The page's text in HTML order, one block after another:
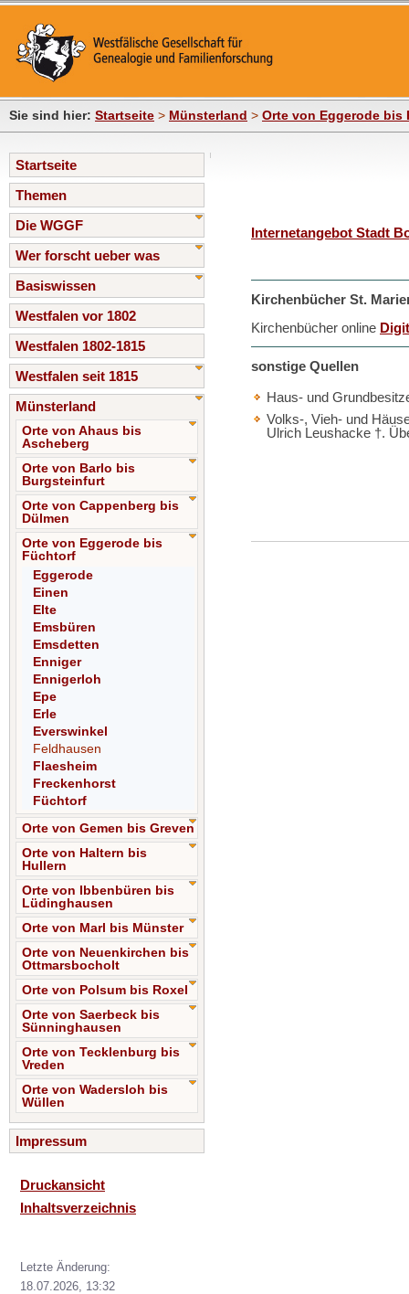
Sie sind hier: Startseite > Münsterland > Orte von Eggerode bis
Startseite
Themen
Die WGGF
Wer forscht ueber was
Basiswissen
Westfalen vor 1802
Westfalen 1802-1815
Westfalen seit 1815
Münsterland
Orte von Ahaus bis
Ascheberg
Orte von Barlo bis
Burgsteinfurt
Orte von Cappenberg bis
Dülmen
Orte von Eggerode bis
Füchtorf
Eggerode
Einen
Elte
Emsbüren
Emsdetten
Enniger
Ennigerloh
Epe
Erle
Everswinkel
Feldhausen
Flaesheim
Freckenhorst
Füchtorf
Orte von Gemen bis Greven
Orte von Haltern bis
Hullern
Orte von Ibbenbüren bis
Lüdinghausen
Orte von Marl bis Münster
Orte von Neuenkirchen bis
Ottmarsbocholt
Orte von Polsum bis Roxel
Orte von Saerbeck bis
Sünninghausen
Orte von Tecklenburg bis
Vreden
Orte von Wadersloh bis
Wüllen
Impressum
Druckansicht
Inhaltsverzeichnis
Letzte Änderung:
18.07.2026, 13:32
Internetangebot Stadt
Kirchenbücher St.
Kirchenbücher online
sonstige Quellen
Haus- und
Volks-, Vieh- und
Ulrich Leushacke †.